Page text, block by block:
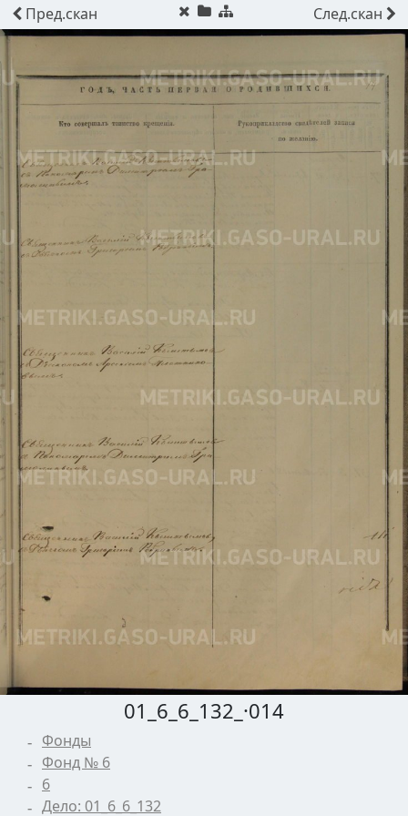
Пред.скан След.скан
01_6_6_132_·014
Фонды
Фонд № 6
6
Дело: 01_6_6_132